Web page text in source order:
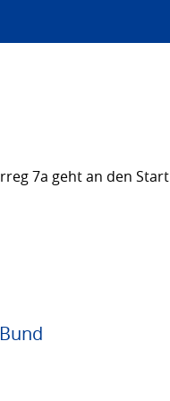
7a geht an den Start